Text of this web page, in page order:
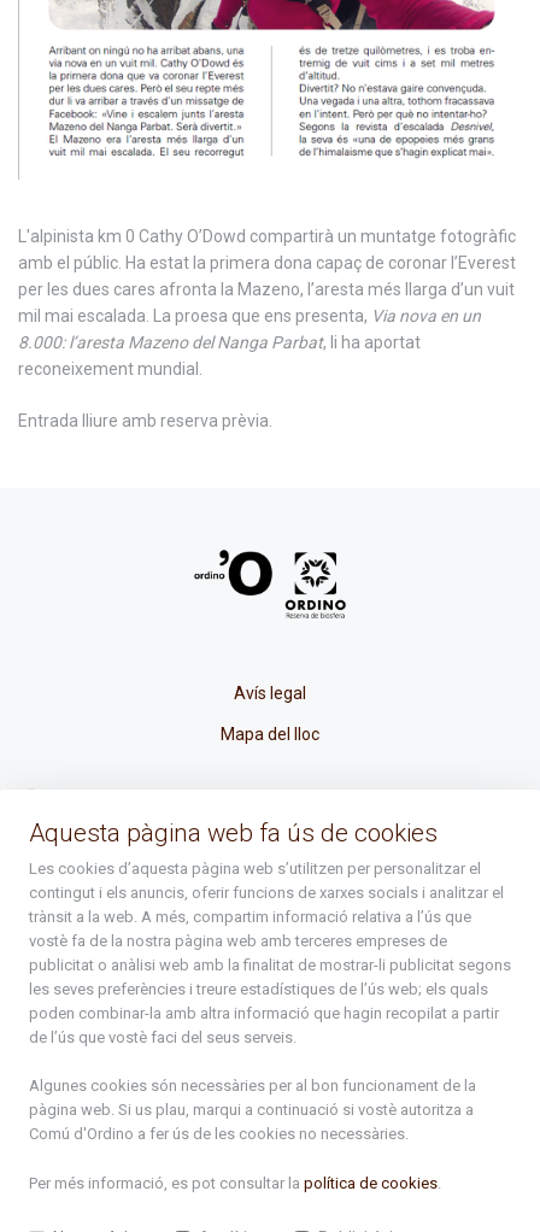
L'alpinista km 0 Cathy O’Dowd compartirà un muntatge fotogràfic
amb el públic. Ha estat la primera dona capaç de coronar l’Everest
per les dues cares afronta la Mazeno, l’aresta més llarga d’un vuit
mil mai escalada. La proesa que ens presenta, Via nova en un
8.000: l’aresta Mazeno del Nanga Parbat, li ha aportat
reconeixement mundial.
Entrada lliure amb reserva prèvia.
Avís legal
Mapa del lloc
atenciociutadana@ordino.ad
+376 878 100
De Dl. a Dv. : de 8 a 16h (els divendres a partir de l'1 de juny
fins al divendres de la setmana de Meritxell : de 8 a 14h)
Subscriu-te
Aquesta pàgina web fa ús de cookies
Les cookies d’aquesta pàgina web s’utilitzen per personalitzar el
contingut i els anuncis, oferir funcions de xarxes socials i analitzar el
trànsit a la web. A més, compartim informació relativa a l’ús que
vostè fa de la nostra pàgina web amb terceres empreses de
publicitat o anàlisi web amb la finalitat de mostrar-li publicitat segons
les seves preferències i treure estadístiques de l’ús web; els quals
poden combinar-la amb altra informació que hagin recopilat a partir
de l’ús que vostè faci del seus serveis.
Algunes cookies són necessàries per al bon funcionament de la
pàgina web. Si us plau, marqui a continuació si vostè autoritza a
Comú d'Ordino a fer ús de les cookies no necessàries.
Per més informació, es pot consultar la política de cookies.